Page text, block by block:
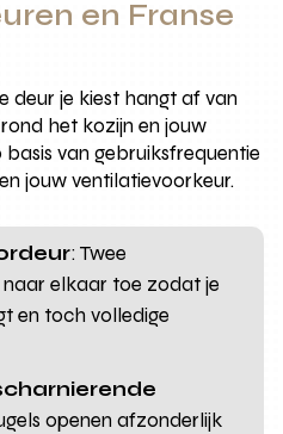
en Franse
deur je kiest hangt af van
het kozijn en jouw
van gebruiksfrequentie
jouw ventilatievoorkeur.
: Twee
naar elkaar toe zodat je
en toch volledige
openen afzonderlijk